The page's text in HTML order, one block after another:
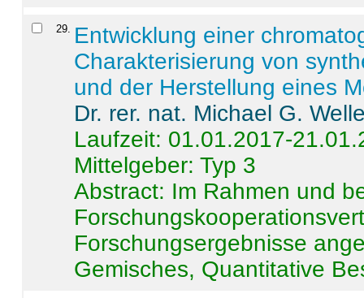
29. Entwicklung einer
Charakterisierung von
und der Herstellung eines
Dr. rer. nat. Michael G.
Laufzeit: 01.01.2017-
Mittelgeber: Typ 3
Abstract: Im Rahmen und
Forschungsergebnisse
Gemisches, Quantitative